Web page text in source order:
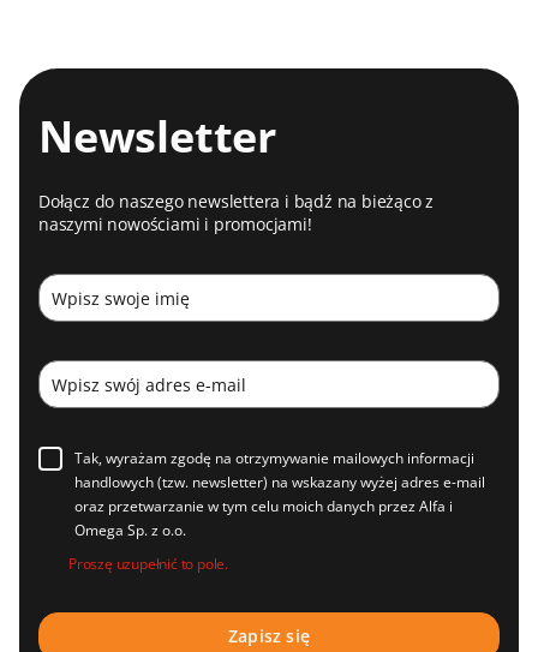
Newsletter
Dołącz do naszego newslettera i bądź na bieżąco z
naszymi nowościami i promocjami!
Tak, wyrażam zgodę na otrzymywanie mailowych informacji
handlowych (tzw. newsletter) na wskazany wyżej adres e-mail
oraz przetwarzanie w tym celu moich danych przez Alfa i
Omega Sp. z o.o.
Proszę uzupełnić to pole.